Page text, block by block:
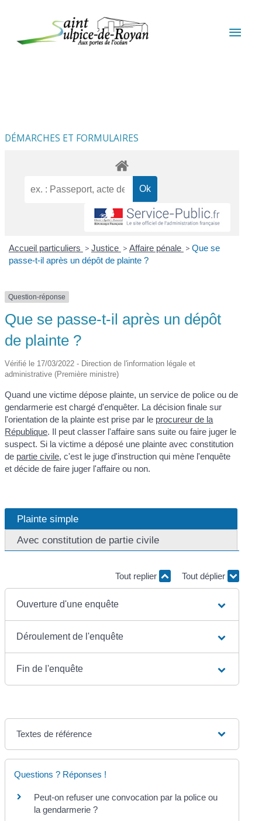
DÉMARCHES ET FORMULAIRES
Accueil particuliers > Justice > Affaire pénale > Que se
passe-t-il après un dépôt de plainte ?
Question-réponse
Que se passe-t-il après un dépôt
de plainte ?
Vérifié le 17/03/2022 - Direction de l'information légale et
administrative (Première ministre)
Quand une victime dépose plainte, un service de police ou de
gendarmerie est chargé d'enquêter. La décision finale sur
l'orientation de la plainte est prise par le procureur de la
République. Il peut classer l'affaire sans suite ou faire juger le
suspect. Si la victime a déposé une plainte avec constitution
de partie civile, c'est le juge d'instruction qui mène l'enquête
et décide de faire juger l'affaire ou non.
Plainte simple
Avec constitution de partie civile
Tout replier Tout déplier
Ouverture d'une enquête
Déroulement de l'enquête
Fin de l'enquête
Textes de référence
Questions ? Réponses !
Peut-on refuser une convocation par la police ou
la gendarmerie ?